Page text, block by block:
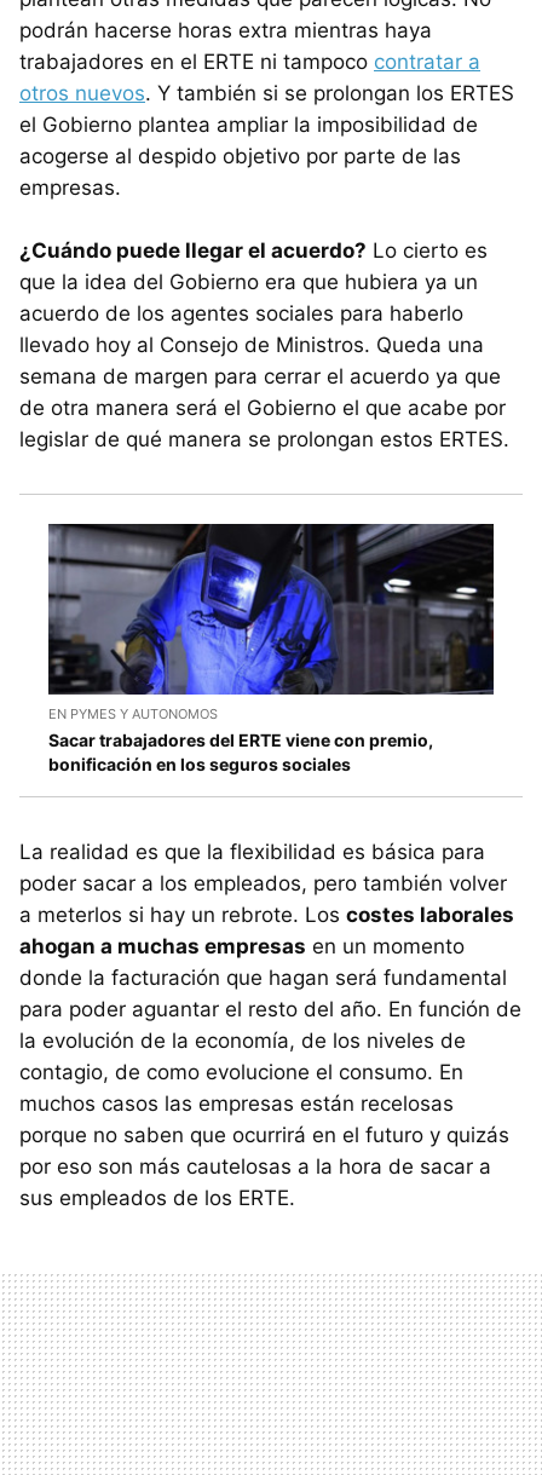
podrán hacerse horas extra mientras haya
trabajadores en el ERTE ni tampoco contratar a
otros nuevos. Y también si se prolongan los ERTES
el Gobierno plantea ampliar la imposibilidad de
acogerse al despido objetivo por parte de las
empresas.
¿Cuándo puede llegar el acuerdo? Lo cierto es
que la idea del Gobierno era que hubiera ya un
acuerdo de los agentes sociales para haberlo
llevado hoy al Consejo de Ministros. Queda una
semana de margen para cerrar el acuerdo ya que
de otra manera será el Gobierno el que acabe por
legislar de qué manera se prolongan estos ERTES.
EN PYMES Y AUTONOMOS
Sacar trabajadores del ERTE viene con premio,
bonificación en los seguros sociales
La realidad es que la flexibilidad es básica para
poder sacar a los empleados, pero también volver
a meterlos si hay un rebrote. Los costes laborales
ahogan a muchas empresas en un momento
donde la facturación que hagan será fundamental
para poder aguantar el resto del año. En función de
la evolución de la economía, de los niveles de
contagio, de como evolucione el consumo. En
muchos casos las empresas están recelosas
porque no saben que ocurrirá en el futuro y quizás
por eso son más cautelosas a la hora de sacar a
sus empleados de los ERTE.